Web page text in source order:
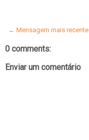
← Mensagem mais recente
0 comments:
Enviar um comentário